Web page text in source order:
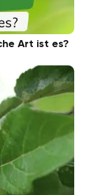
Art ist es?